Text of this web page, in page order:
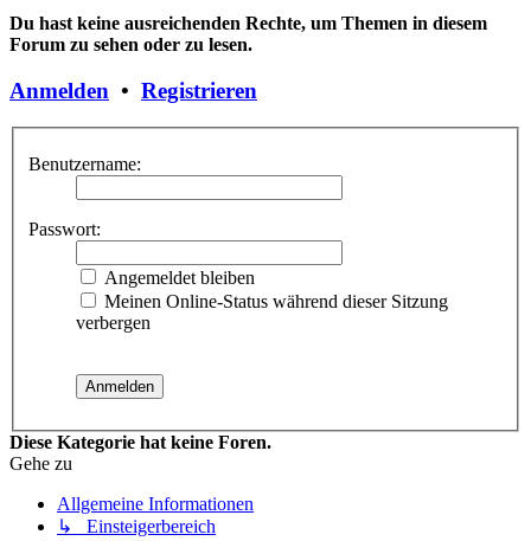
Du hast keine ausreichenden Rechte, um Themen in diesem
Forum zu sehen oder zu lesen.
Anmelden • Registrieren
Benutzername:
Passwort:
Angemeldet bleiben
Meinen Online-Status während dieser Sitzung
verbergen
Diese Kategorie hat keine Foren.
Gehe zu
Allgemeine Informationen
↳ Einsteigerbereich